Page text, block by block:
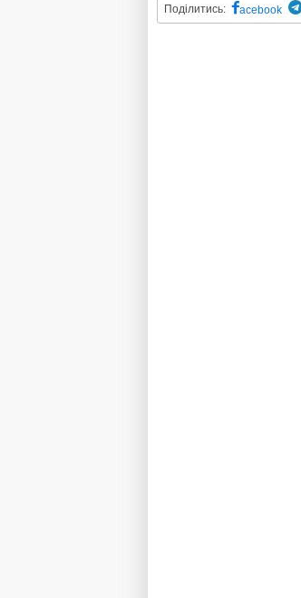
Поділитись: acebook